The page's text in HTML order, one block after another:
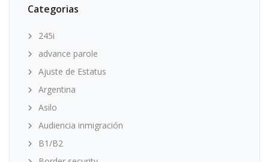
Categorias
245i
advance parole
Ajuste de Estatus
Argentina
Asilo
Audiencia inmigración
B1/B2